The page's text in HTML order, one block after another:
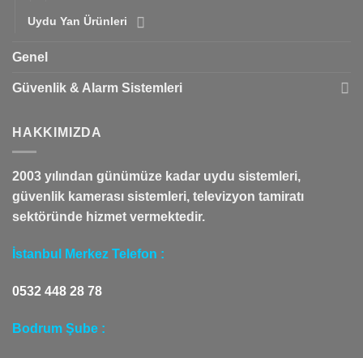
Uydu Yan Ürünleri
Genel
Güvenlik & Alarm Sistemleri
HAKKIMIZDA
2003 yılından günümüze kadar uydu sistemleri,
güvenlik kamerası sistemleri, televizyon tamiratı
sektöründe hizmet vermektedir.
İstanbul Merkez Telefon :
0532 448 28 78
Bodrum Şube :